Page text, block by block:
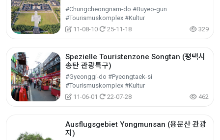
#Chungcheongnam-do #Buyeo-gun
#Tourismuskomplex #Kultur
11-08-10
25-11-18 329
Spezielle Touristenzone Songtan (평택시
송탄 관광특구)
#Gyeonggi-do #Pyeongtaek-si
#Tourismuskomplex #Kultur
11-06-01
22-07-28 462
Ausflugsgebiet Yongmunsan (용문산 관광
지)